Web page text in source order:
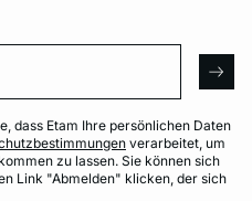
dass Etam Ihre persönlichen Daten
verarbeitet, um
zu lassen. Sie können sich
Link "Abmelden" klicken, der sich